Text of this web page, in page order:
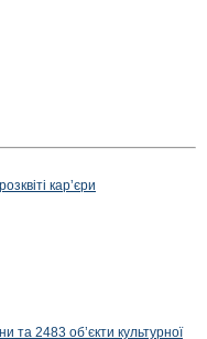
карʼєри
та 2483 об’єкти культурної